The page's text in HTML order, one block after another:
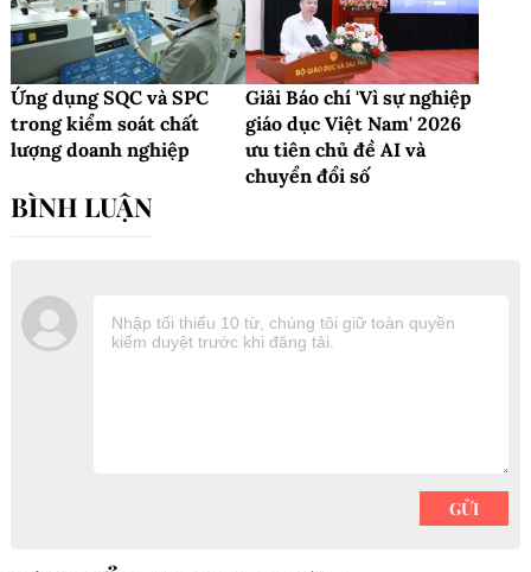
Ứng dụng SQC và SPC
trong kiểm soát chất
lượng doanh nghiệp
Giải Báo chí 'Vì sự nghiệp
giáo dục Việt Nam' 2026
ưu tiên chủ đề AI và
chuyển đổi số